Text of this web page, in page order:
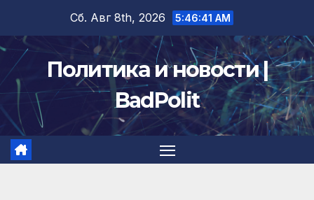
содержимому
Сб. Авг 8th, 2026 5:46:42 AM
Политика и новости |
BadPolit